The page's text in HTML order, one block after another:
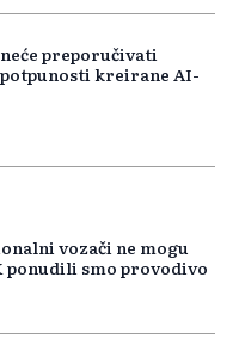
preporučivati
kreirane AI-
vozači ne mogu
ponudili smo provodivo